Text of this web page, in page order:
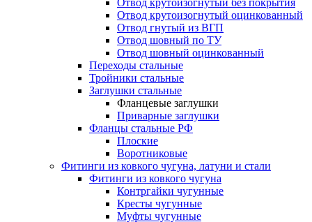
Отвод крутоизогнутый без покрытия
Отвод крутоизогнутый оцинкованный
Отвод гнутый из ВГП
Отвод шовный по ТУ
Отвод шовный оцинкованный
Переходы стальные
Тройники стальные
Заглушки стальные
Фланцевые заглушки
Приварные заглушки
Фланцы стальные РФ
Плоские
Воротниковые
Фитинги из ковкого чугуна, латуни и стали
Фитинги из ковкого чугуна
Контргайки чугунные
Кресты чугунные
Муфты чугунные